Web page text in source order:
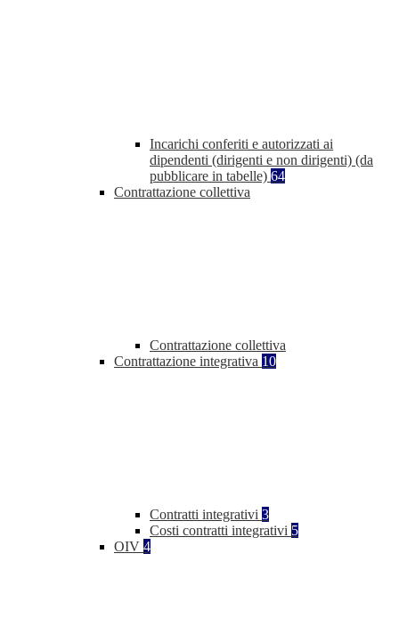
Incarichi conferiti e autorizzati ai
dipendenti (dirigenti e non dirigenti) (da
pubblicare in tabelle) 64
Contrattazione collettiva
Contrattazione collettiva
Contrattazione integrativa 10
Contratti integrativi 3
Costi contratti integrativi 5
OIV 4